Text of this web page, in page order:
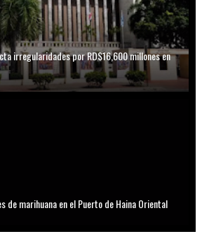
irregularidades por RD$16,600 millones en
de marihuana en el Puerto de Haina Oriental